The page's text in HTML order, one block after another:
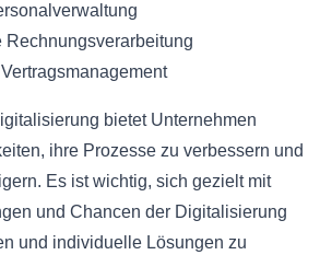
Rechnungsverarbeitung
bietet Unternehmen
ihre Prozesse zu verbessern und
Es ist wichtig, sich gezielt mit
und Chancen der Digitalisierung
und individuelle Lösungen zu